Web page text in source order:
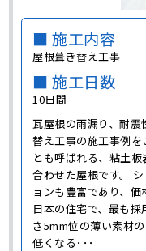
■ 施工内容
屋根葺き替え工事
■ 施工日数
10日間
瓦屋根の雨漏り、耐震
替え工事の施工事例
とも呼ばれる、粘土
合わせた屋根です。
ョンも豊富であり、
日本の住宅で、最も
さ5mm位の薄い素材
低くなる･･･